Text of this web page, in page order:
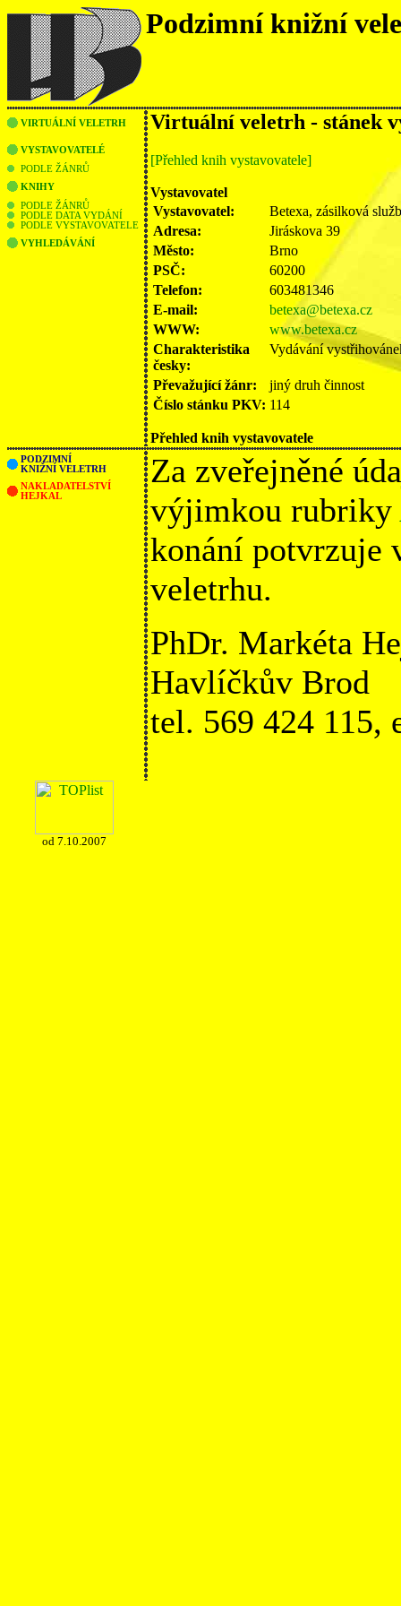
Podzimní knižní
VIRTUÁLNÍ VELETRH
VYSTAVOVATELÉ
PODLE ŽÁNRŮ
KNIHY
PODLE ŽÁNRŮ
PODLE DATA VYDÁNÍ
PODLE VYSTAVOVATELE
VYHLEDÁVÁNÍ
Virtuální veletrh - stánek
[Přehled knih vystavovatele]
Vystavovatel
Vystavovatel:
Betexa, zásilková
Adresa:
Jiráskova 39
Město:
Brno
PSČ:
60200
Telefon:
603481346
E-mail:
betexa@betexa.cz
WWW:
www.betexa.cz
Charakteristika
česky:
Vydávání
Převažující žánr:
jiný druh činnost
Číslo stánku PKV: 114
Přehled knih vystavovatele
PODZIMNÍ
KNIŽNÍ VELETRH
NAKLADATELSTVÍ
HEJKAL
Za zveřejněné
výjimkou rubriky
konání potvrzuje
veletrhu.
PhDr. Markéta
Havlíčkův Brod
tel. 569 424 115,
od 7.10.2007